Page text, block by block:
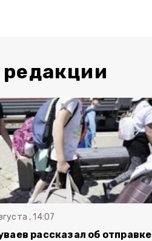
, 14:07
рассказал об отправке